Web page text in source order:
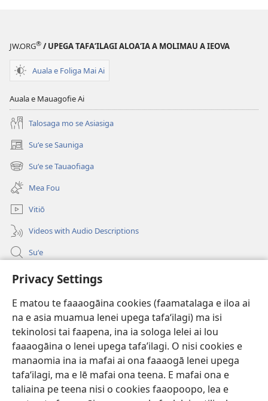
Privacy Settings
E matou te faaaogāina cookies (faamatalaga e iloa ai
na e asia muamua lenei upega tafaʻilagi) ma isi
tekinolosi tai faapena, ina ia sologa lelei ai lou
faaaogāina o lenei upega tafa’ilagi. O nisi cookies e
manaomia ina ia mafai ai ona faaaogā lenei upega
tafaʻilagi, ma e lē mafai ona teena. E mafai ona e
taliaina pe teena nisi o cookies faaopoopo, lea e
Feagai
Lalolagi
JW.ORG® / UPEGA TAFA‘ILAGI ALOA‘IA A MOLIMAU A IEOVA
Auala e Foliga Mai Ai
Auala e Mauagofie Ai
Talosaga mo se Asiasiga
Suʻe se Sauniga
(tatala
se
isi
polokalame)
Suʻe se Tauaofiaga
(tatala
se
isi
polokalame)
Mea Fou
Vitiō
Videos with Audio Descriptions
Suʻe
Faamatalaga mo Ofisa o le Malo
(tatala
se
isi
polokalame)
Lomiga Faale-Tusi Paia I LE INITANETI™
(tatala
se
isi
polokalame)
JW Hub
(tatala